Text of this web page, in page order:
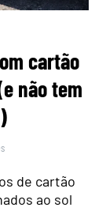
cartão
não tem
de cartão
ao sol